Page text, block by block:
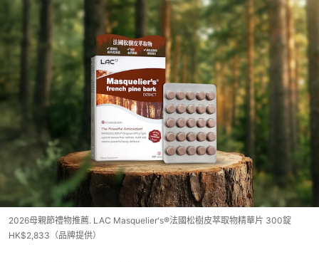
2026母親節禮物推薦. LAC Masquelier's®法國松樹皮萃取物精華片 300錠
HK$2,833（品牌提供）